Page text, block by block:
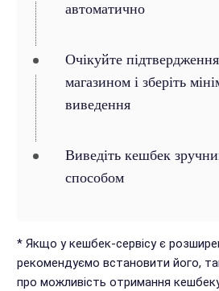
автоматично
Очікуйте
магазином і зберіть
виведення
Виведіть кешбек
способом
* Якщо у кешбек-сервісу є
рекомендуємо встановити його,
про можливість отримання